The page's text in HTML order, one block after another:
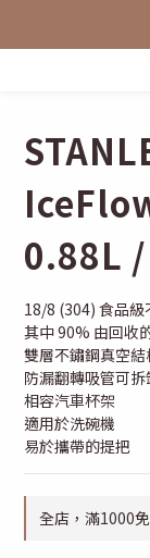
0.88L
18/8 (304) 食品級
其中 90% 由回收
雙層不鏽鋼真空
防漏翻轉吸管可
相容汽車杯架
適用於洗碗機
易於攜帶的提把
全店，滿1000